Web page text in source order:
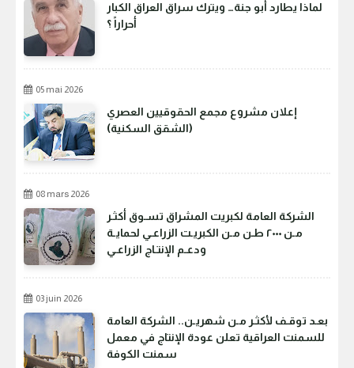
لماذا يطارد أبو جنة… ويترك سراق العراق الكبار
أحراراً ؟
05 mai 2026
إعلان مشروع مجمع الحقوقيين العصري
(الشقق السكنية)
08 mars 2026
الشركة العامة لكبريت المشراق تسـوق أكثـر
مـن ٢٠٠٠ طـن مـن الكبريـت الزراعـي لحمايـة
ودعـم الإنتـاج الزراعـي
03 juin 2026
بعـد توقـف لأكثـر مـن شهريـن.. الشركة العامة
للسمنت العراقية تعلن عودة الإنتاج في معمل
سمنت الكوفة